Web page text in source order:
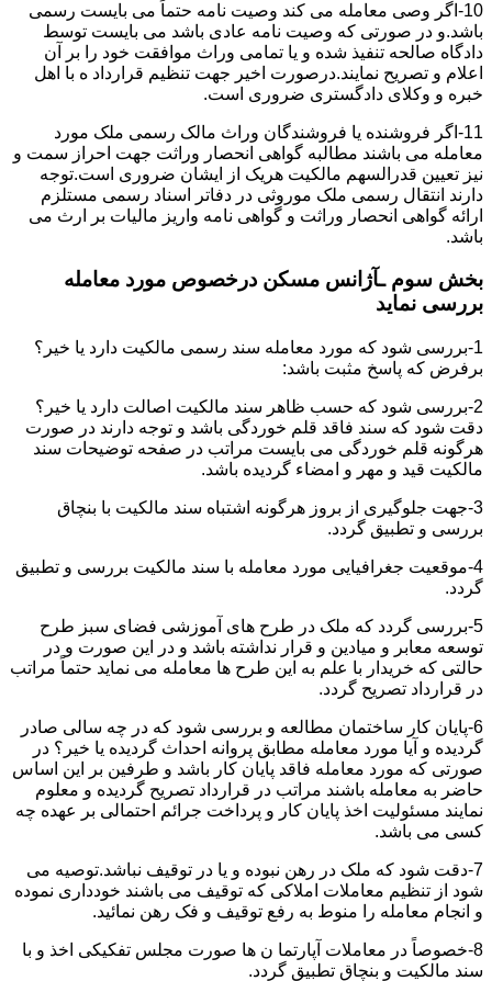
10-اگر وصی معامله می کند وصیت نامه حتماً می بایست رسمی
باشد.و در صورتی که وصیت نامه عادی باشد می بایست توسط
دادگاه صالحه تنفیذ شده و یا تمامی وراث موافقت خود را بر آن
اعلام و تصریح نمایند.درصورت اخیر جهت تنظیم قرارداد ه با اهل
خبره و وکلای دادگستری ضروری است.
11-اگر فروشنده یا فروشندگان وراث مالک رسمی ملک مورد
معامله می باشند مطالبه گواهی انحصار وراثت جهت احراز سمت و
نیز تعیین قدرالسهم مالکیت هریک از ایشان ضروری است.توجه
دارند انتقال رسمی ملک موروثی در دفاتر اسناد رسمی مستلزم
ارائه گواهی انحصار وراثت و گواهی نامه واریز مالیات بر ارث می
باشد.
بخش سوم ـآژانس مسکن درخصوص مورد معامله
بررسی نماید
1-بررسی شود که مورد معامله سند رسمی مالکیت دارد یا خیر؟
برفرض که پاسخ مثبت باشد:
2-بررسی شود که حسب ظاهر سند مالکیت اصالت دارد یا خیر؟
دقت شود که سند فاقد قلم خوردگی باشد و توجه دارند در صورت
هرگونه قلم خوردگی می بایست مراتب در صفحه توضیحات سند
مالکیت قید و مهر و امضاء گردیده باشد.
3-جهت جلوگیری از بروز هرگونه اشتباه سند مالکیت با بنچاق
بررسی و تطبیق گردد.
4-موقعیت جغرافیایی مورد معامله با سند مالکیت بررسی و تطبیق
گردد.
5-بررسی گردد که ملک در طرح های آموزشی فضای سبز طرح
توسعه معابر و میادین و قرار نداشته باشد و در این صورت و در
حالتی که خریدار با علم به این طرح ها معامله می نماید حتماً مراتب
در قرارداد تصریح گردد.
6-پایان کار ساختمان مطالعه و بررسی شود که در چه سالی صادر
گردیده و آیا مورد معامله مطابق پروانه احداث گردیده یا خیر؟ در
صورتی که مورد معامله فاقد پایان کار باشد و طرفین بر این اساس
حاضر به معامله باشند مراتب در قرارداد تصریح گردیده و معلوم
نمایند مسئولیت اخذ پایان کار و پرداخت جرائم احتمالی بر عهده چه
کسی می باشد.
7-دقت شود که ملک در رهن نبوده و یا در توقیف نباشد.توصیه می
شود از تنظیم معاملات املاکی که توقیف می باشند خودداری نموده
و انجام معامله را منوط به رفع توقیف و فک رهن نمائید.
8-خصوصاً در معاملات آپارتما ن ها صورت مجلس تفکیکی اخذ و با
سند مالکیت و بنچاق تطبیق گردد.